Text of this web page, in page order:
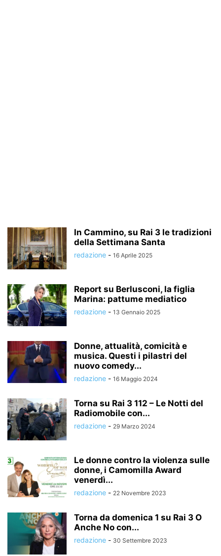
In Cammino, su Rai 3 le tradizioni
della Settimana Santa
redazione - 16 Aprile 2025
Report su Berlusconi, la figlia
Marina: pattume mediatico
redazione - 13 Gennaio 2025
Donne, attualità, comicità e
musica. Questi i pilastri del
nuovo comedy...
redazione - 16 Maggio 2024
Torna su Rai 3 112 – Le Notti del
Radiomobile con...
redazione - 29 Marzo 2024
Le donne contro la violenza sulle
donne, i Camomilla Award
venerdì...
redazione - 22 Novembre 2023
Torna da domenica 1 su Rai 3 O
Anche No con...
redazione - 30 Settembre 2023